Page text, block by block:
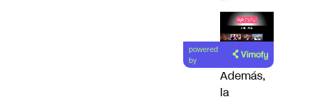
Lea el
artículo
powered
by
Además,
la